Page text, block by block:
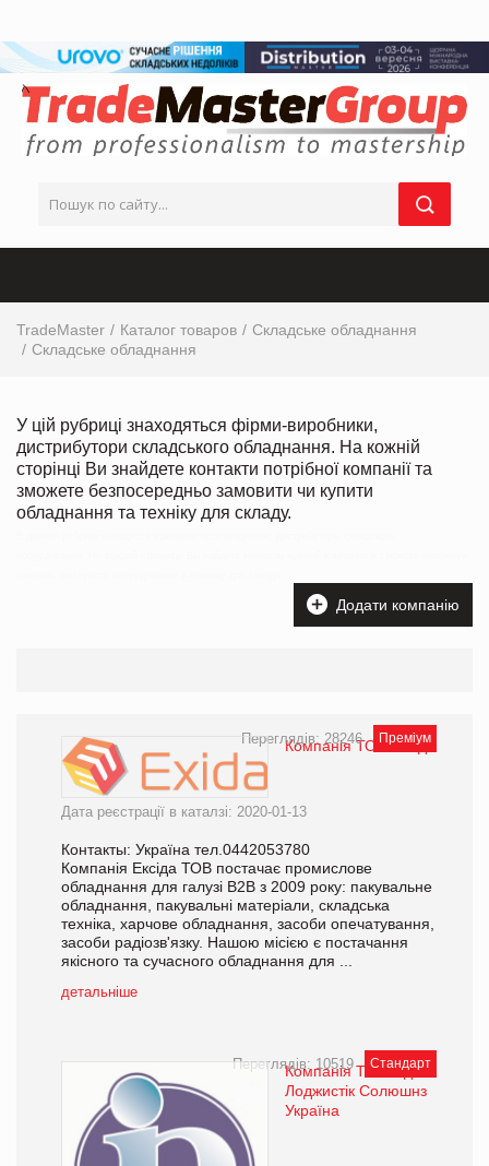
TradeMaster Каталог товаров
Складське обладнання
Складське обладнання
У цій рубриці знаходяться фірми-виробники,
дистрибутори складського обладнання. На кожній
сторінці Ви знайдете контакти потрібної компанії та
зможете безпосередньо замовити чи купити
обладнання та техніку для складу.
Додати компанію
Переглядів: 28246 Преміум
Компанія ТОВ Ексіда
Дата реєстрації в каталзі: 2020-01-13
Контакты: Україна тел.0442053780
Компанія Ексіда ТОВ постачає промислове
обладнання для галузі B2B з 2009 року: пакувальне
обладнання, пакувальні матеріали, складська
техніка, харчове обладнання, засоби опечатування,
засоби радіозв'язку. Нашою місією є постачання
якісного та сучасного обладнання для ...
детальніше
Переглядів: 10519 Стандарт
Компанія ТОВ Рід
Лоджистік Солюшнз
Україна